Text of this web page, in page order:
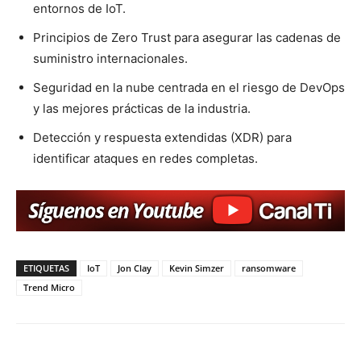
entornos de IoT.
Principios de Zero Trust para asegurar las cadenas de
suministro internacionales.
Seguridad en la nube centrada en el riesgo de DevOps
y las mejores prácticas de la industria.
Detección y respuesta extendidas (XDR) para
identificar ataques en redes completas.
ETIQUETAS IoT Jon Clay Kevin Simzer
ransomware
Trend Micro